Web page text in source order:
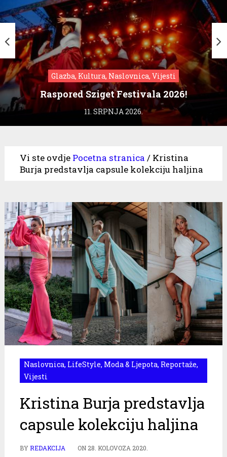
Glazba, Kultura, Naslovnica, Vijesti
Raspored Sziget Festivala 2026!
11. SRPNJA 2026.
Vi ste ovdje Pocetna stranica / Kristina
Burja predstavlja capsule kolekciju haljina
Naslovnica, LifeStyle, Moda & Ljepota, Reportaže,
Vijesti
Kristina Burja predstavlja
capsule kolekciju haljina
BYREDAKCIJA ON28. KOLOVOZA 2020.